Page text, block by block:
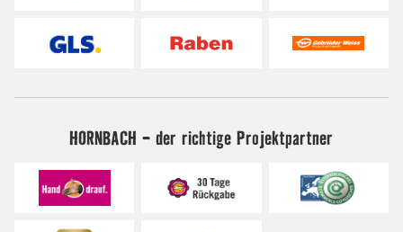
HORNBACH - der richtige Projektpartner